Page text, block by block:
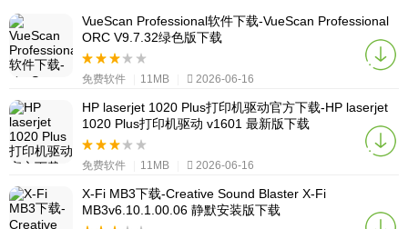
VueScan Professional软件下载-VueScan Professional
ORC V9.7.32绿色版下载
免费软件 11MB 2026-06-16
HP laserjet 1020 Plus打印机驱动官方下载-HP laserjet
1020 Plus打印机驱动 v1601 最新版下载
免费软件 11MB 2026-06-16
X-Fi MB3下载-Creative Sound Blaster X-Fi
MB3v6.10.1.00.06 静默安装版下载